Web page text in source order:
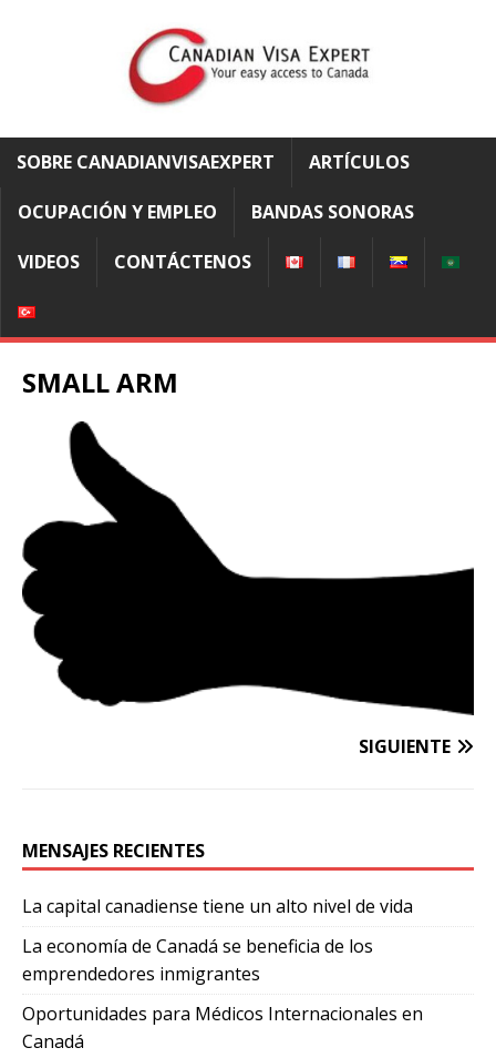
SOBRE CANADIANVISAEXPERT ARTÍCULOS
OCUPACIÓN Y EMPLEO BANDAS SONORAS
VIDEOS CONTÁCTENOS
SMALL ARM
SIGUIENTE
MENSAJES RECIENTES
La capital canadiense tiene un alto nivel de vida
La economía de Canadá se beneficia de los
emprendedores inmigrantes
Oportunidades para Médicos Internacionales en
Canadá